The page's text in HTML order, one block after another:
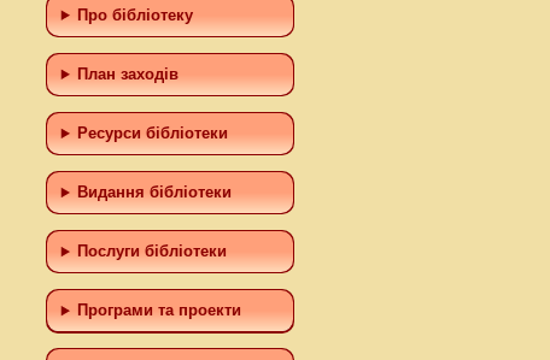
Про бібліотеку
План заходів
Ресурси бібліотеки
Видання бібліотеки
Послуги бібліотеки
Програми та проекти